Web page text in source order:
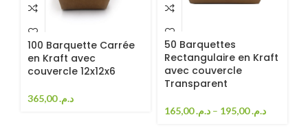
100 Barquette Carrée
en Kraft avec
couvercle 12x12x6
د.م.365,00
50 Barquettes
Rectangulaire en Kraft
avec couvercle
Transparent
د.م.165,00 – د.م.195,00